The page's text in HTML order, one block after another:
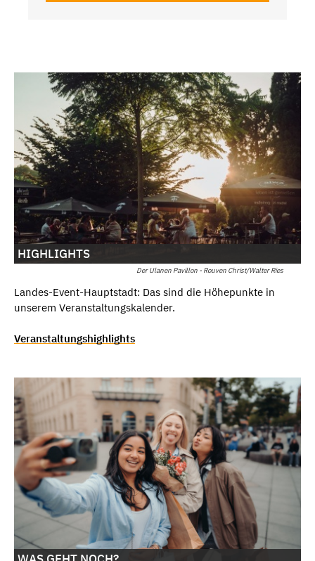
Der Ulanen Pavillon - Rouven Christ/Walter Ries
HIGHLIGHTS
Landes-Event-Hauptstadt: Das sind die Höhepunkte in
unserem Veranstaltungskalender.
Veranstaltungshighlights